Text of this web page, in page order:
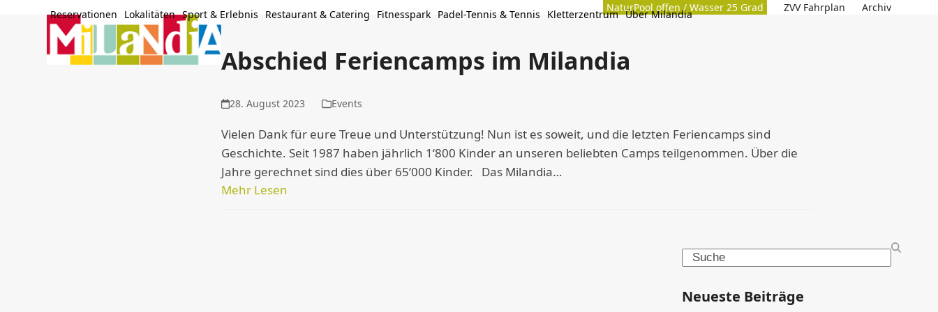
NaturPool offen / Wasser 25 Grad ZVV Fahrplan Archiv
Reservationen Lokalitäten Sport & Erlebnis Restaurant & Catering Fitnesspark Padel-Tennis & Tennis Kletterzentrum Über Milandia
Abschied Feriencamps im Milandia
28. August 2023 Events
Vielen Dank für eure Treue und Unterstützung! Nun ist es soweit, und die letzten Feriencamps sind
Geschichte. Seit 1987 haben jährlich 1‘800 Kinder an unseren beliebten Camps teilgenommen. Über die
Jahre gerechnet sind dies über 65‘000 Kinder. Das Milandia…
Mehr Lesen
Search
Neueste Beiträge